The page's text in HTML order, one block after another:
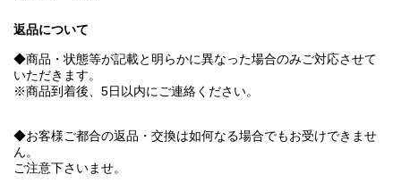
返品について
◆商品・状態等が記載と明らかに異なった場合のみご対応させて
いただきます。
※商品到着後、5日以内にご連絡ください。
◆お客様ご都合の返品・交換は如何なる場合でもお受けできませ
ん。
ご注意下さいませ。